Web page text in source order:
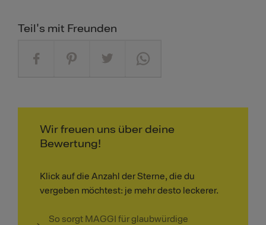
Teil's mit Freunden
Wir freuen uns über deine
Bewertung!
Klick auf die Anzahl der Sterne, die du
vergeben möchtest: je mehr desto leckerer.
So sorgt MAGGI für glaubwürdige